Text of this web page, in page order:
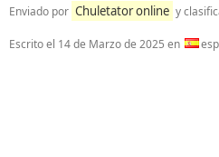
Enviado por Chuletator online y
Escrito el 14 de Marzo de 2025 en